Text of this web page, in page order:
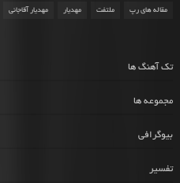
مقاله های رپ ملتفت مهدیار مهدیار آقاجانی
تک آهنگ ها
مجموعه ها
بیوگرافی
تفسیر